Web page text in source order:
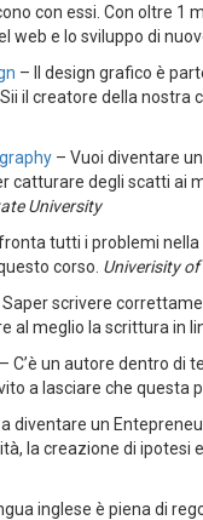
con essi. Con oltre 1
web e lo sviluppo di
– Il design grafico è
il creatore della nostra
– Vuoi diventare
catturare degli scatti ai
University
tutti i problemi nella
corso. Univerisity
Saper scrivere
al meglio la scrittura in
– C’è un autore dentro di
a lasciare che questa
diventare un
la creazione di ipotesi
inglese è piena di